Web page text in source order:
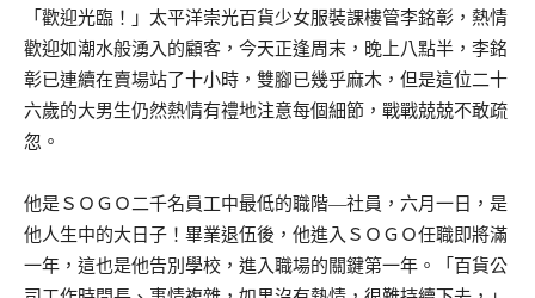
「歡迎光臨！」太平洋崇光百貨少女服裝課樓管李銘彰，熱情
歡迎如潮水般湧入的顧客，今天正逢周末，晚上八點半，李銘
彰已連續在賣場站了十小時，雙腳已幾乎麻木，但是這位二十
六歲的大男生仍然熱情有禮地注意每個細節，戰戰兢兢不敢疏
忽。
他是ＳＯＧＯ二千名員工中最低的職階—社員，六月一日，是
他人生中的大日子！畢業退伍後，他進入ＳＯＧＯ任職即將滿
一年，這也是他告別學校，進入職場的關鍵第一年。「百貨公